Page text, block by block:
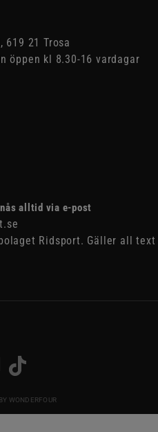
619 21 Trosa
öppen kl 8.30-16 vardagar
alltid via e-post
Ridsport. Gäller all text
WONDERFOUR